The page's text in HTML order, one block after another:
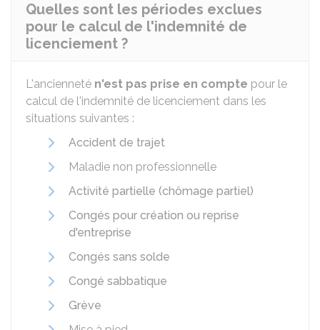
Quelles sont les périodes exclues
pour le calcul de l'indemnité de
licenciement ?
L'ancienneté n'est pas prise en compte pour le
calcul de l'indemnité de licenciement dans les
situations suivantes :
Accident de trajet
Maladie non professionnelle
Activité partielle (chômage partiel)
Congés pour création ou reprise
d'entreprise
Congés sans solde
Congé sabbatique
Grève